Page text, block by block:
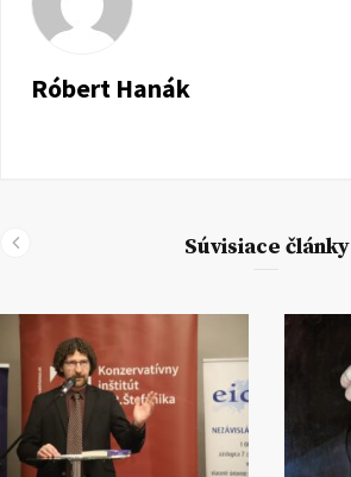
Róbert Hanák
Súvisiace články